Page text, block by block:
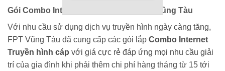
Gói Combo Internet + Truyền hình FPT Vũng Tàu
Với nhu cầu sử dụng dịch vụ truyền hình ngày càng tăng,
FPT Vũng Tàu đã cung cấp các gói lắp Combo Internet
Truyền hình cáp với giá cực rẻ đáp ứng mọi nhu cầu giải
trí của gia đình khi phải thêm chi phí hàng tháng từ 15 tới